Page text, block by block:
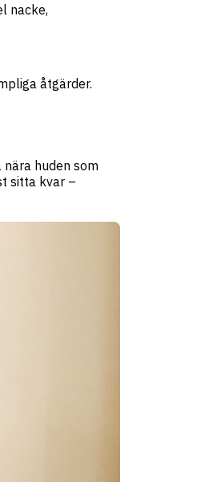
nacke,
åtgärder.
huden som
sitta kvar –